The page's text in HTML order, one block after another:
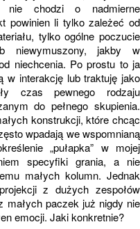
nie chodzi o nadmierne
powinien li tylko zależeć od
tylko ogólne poczucie
niewymuszony, jakby w
niechcenia. Po prostu to ja
w interakcję lub traktuję jako
czas pewnego rodzaju
do pełnego skupienia.
konstrukcji, które chcąc
wpadają we wspomnianą
„pułapka” w mojej
specyfiki grania, a nie
małych kolumn. Jednak
z dużych zespołów
małych paczek już nigdy nie
emocji. Jaki konkretnie?